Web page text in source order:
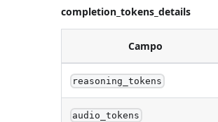
completion_tokens_details
Campo
reasoning_tokens
audio_tokens